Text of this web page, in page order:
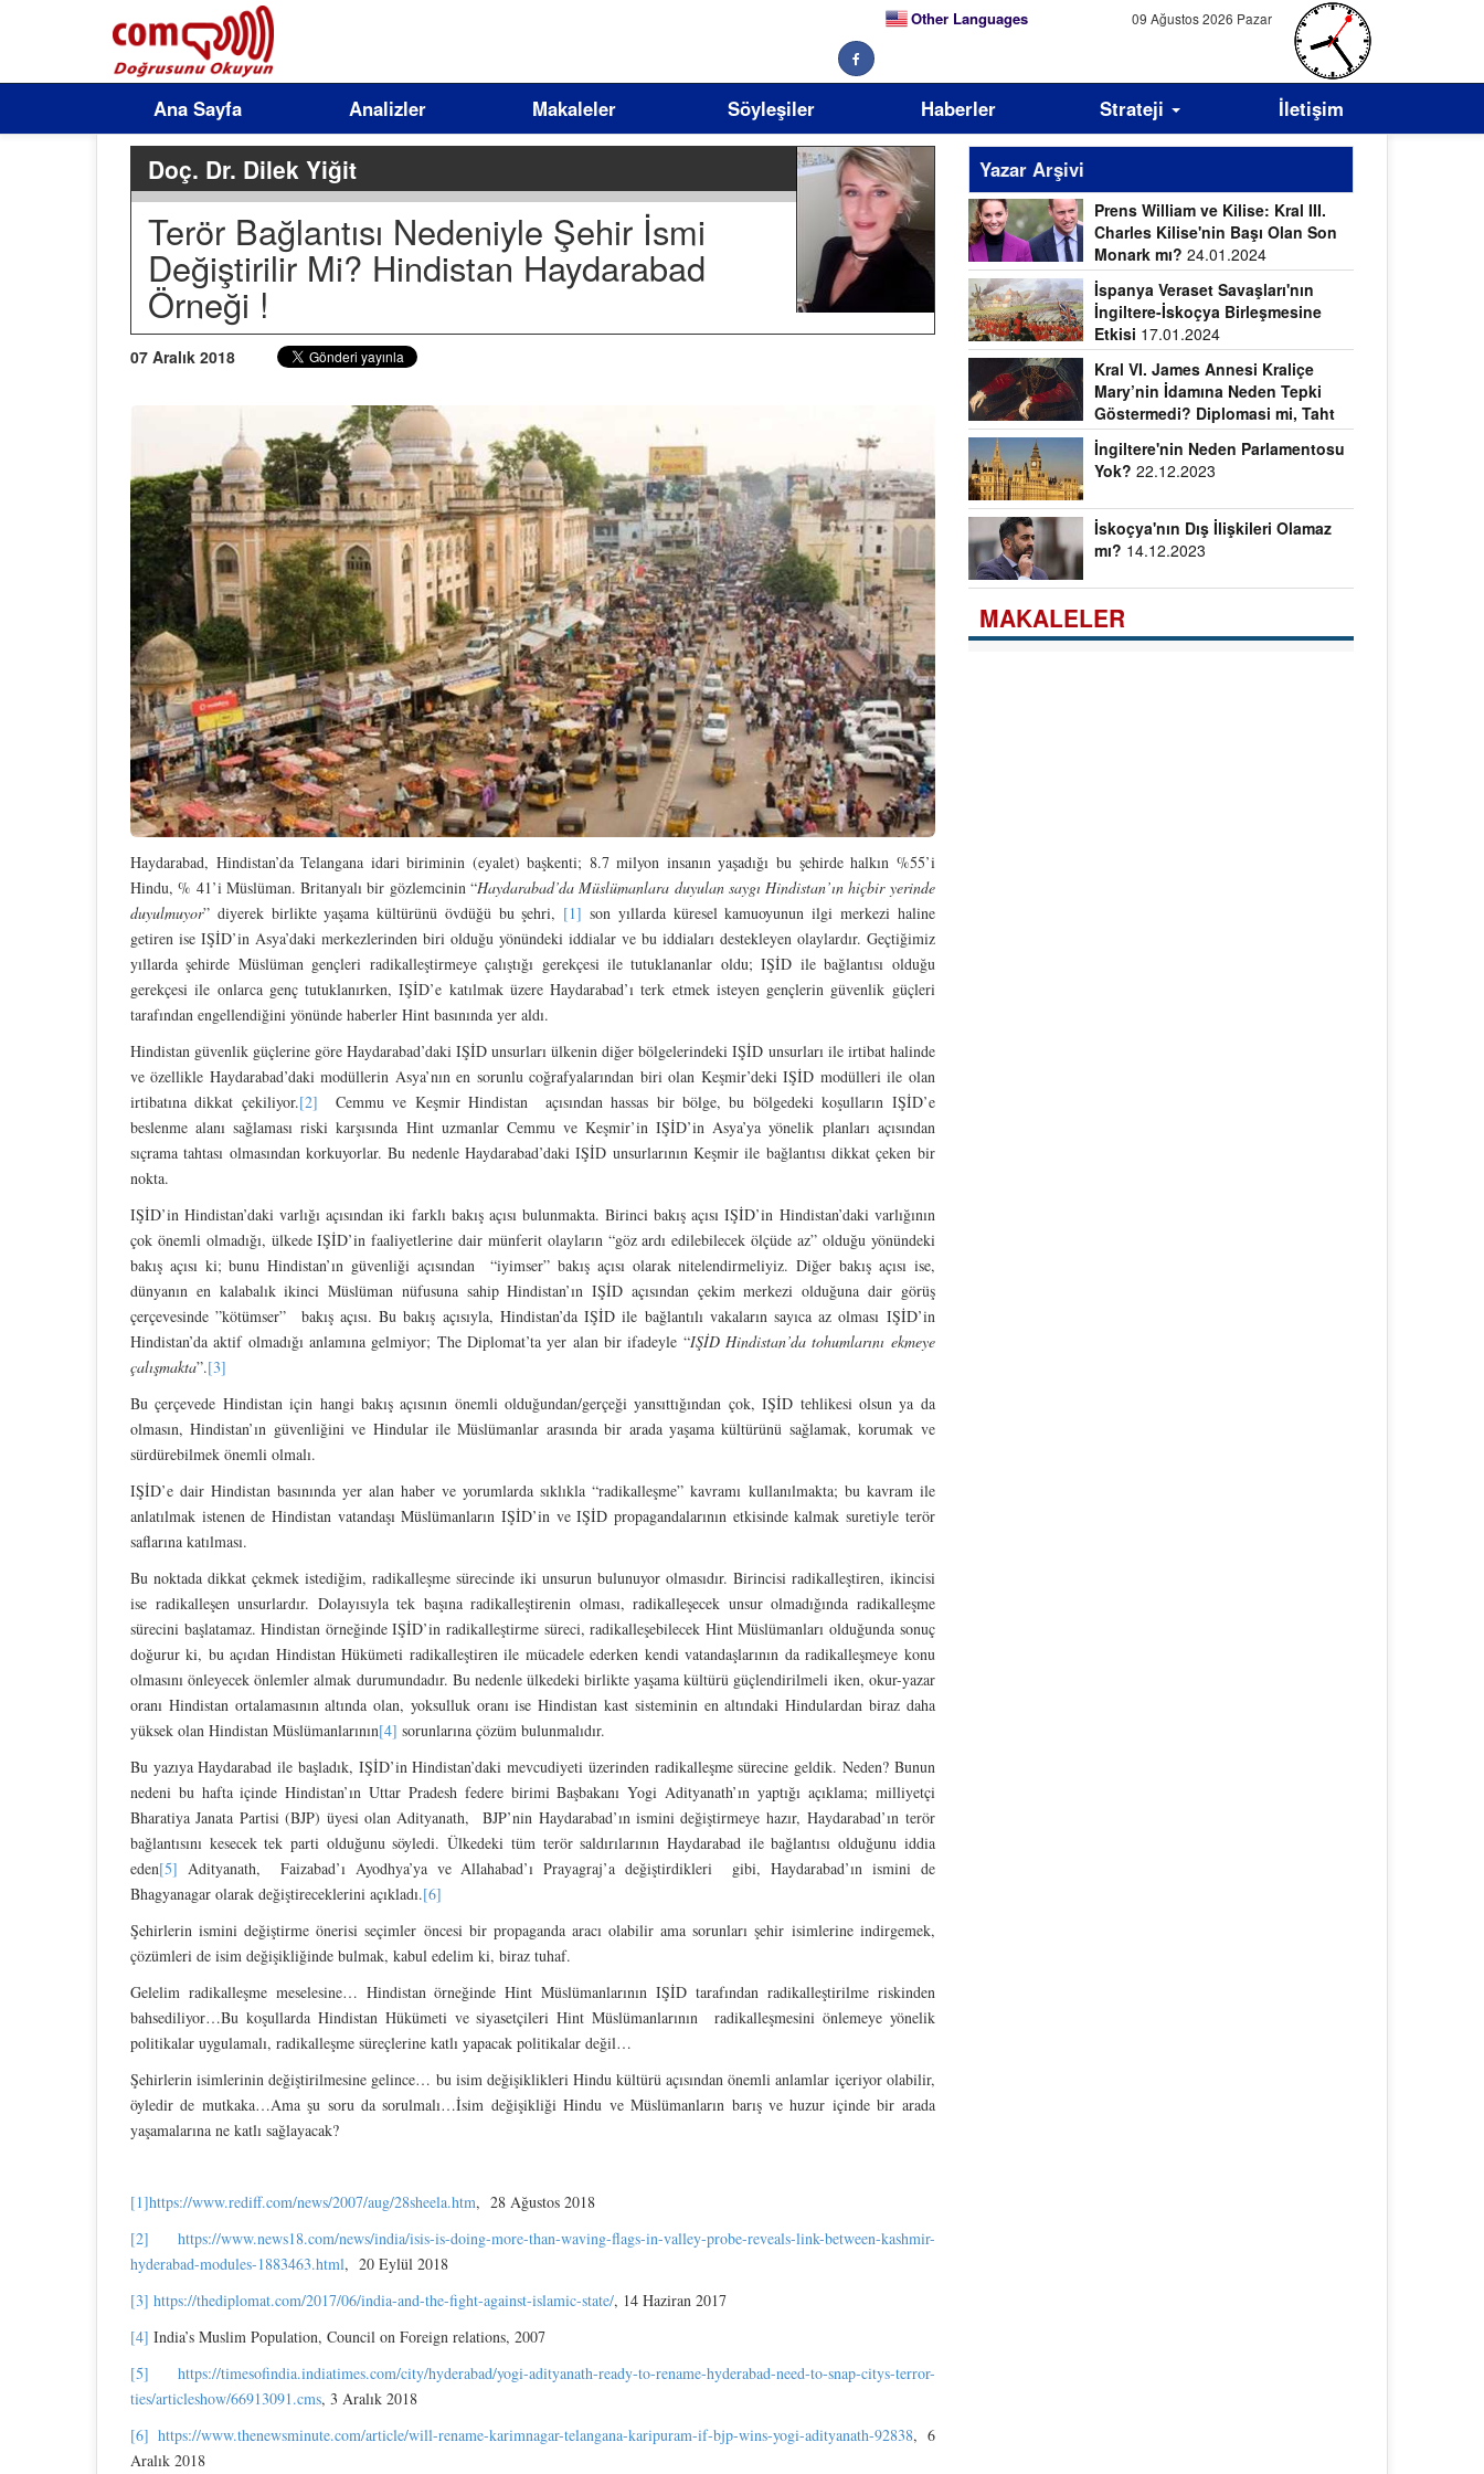
09 Ağustos 2026 Pazar
Other Languages
Ana Sayfa Analizler Makaleler Söyleşiler Haberler Strateji İletişim
Doç. Dr. Dilek Yiğit
Terör Bağlantısı Nedeniyle Şehir İsmi
Değiştirilir Mi? Hindistan Haydarabad
Örneği !
07 Aralık 2018
Haydarabad, Hindistan’da Telangana idari biriminin (eyalet) başkenti; 8.7 milyon insanın yaşadığı bu şehirde halkın %55’i
Hindu, % 41’i Müslüman. Britanyalı bir gözlemcinin “Haydarabad’da Müslümanlara duyulan saygı Hindistan’ın hiçbir yerinde
duyulmuyor” diyerek birlikte yaşama kültürünü övdüğü bu şehri, [1] son yıllarda küresel kamuoyunun ilgi merkezi haline
getiren ise IŞİD’in Asya’daki merkezlerinden biri olduğu yönündeki iddialar ve bu iddiaları destekleyen olaylardır. Geçtiğimiz
yıllarda şehirde Müslüman gençleri radikalleştirmeye çalıştığı gerekçesi ile tutuklananlar oldu; IŞİD ile bağlantısı olduğu
gerekçesi ile onlarca genç tutuklanırken, IŞİD’e katılmak üzere Haydarabad’ı terk etmek isteyen gençlerin güvenlik güçleri
tarafından engellendiğini yönünde haberler Hint basınında yer aldı.
Hindistan güvenlik güçlerine göre Haydarabad’daki IŞİD unsurları ülkenin diğer bölgelerindeki IŞİD unsurları ile irtibat halinde
ve özellikle Haydarabad’daki modüllerin Asya’nın en sorunlu coğrafyalarından biri olan Keşmir’deki IŞİD modülleri ile olan
irtibatına dikkat çekiliyor.[2] Cemmu ve Keşmir Hindistan açısından hassas bir bölge, bu bölgedeki koşulların IŞİD’e
beslenme alanı sağlaması riski karşısında Hint uzmanlar Cemmu ve Keşmir’in IŞİD’in Asya’ya yönelik planları açısından
sıçrama tahtası olmasından korkuyorlar. Bu nedenle Haydarabad’daki IŞİD unsurlarının Keşmir ile bağlantısı dikkat çeken bir
nokta.
IŞİD’in Hindistan’daki varlığı açısından iki farklı bakış açısı bulunmakta. Birinci bakış açısı IŞİD’in Hindistan’daki varlığının
çok önemli olmadığı, ülkede IŞİD’in faaliyetlerine dair münferit olayların “göz ardı edilebilecek ölçüde az” olduğu yönündeki
bakış açısı ki; bunu Hindistan’ın güvenliği açısından “iyimser” bakış açısı olarak nitelendirmeliyiz. Diğer bakış açısı ise,
dünyanın en kalabalık ikinci Müslüman nüfusuna sahip Hindistan’ın IŞİD açısından çekim merkezi olduğuna dair görüş
çerçevesinde ”kötümser” bakış açısı. Bu bakış açısıyla, Hindistan’da IŞİD ile bağlantılı vakaların sayıca az olması IŞİD’in
Hindistan’da aktif olmadığı anlamına gelmiyor; The Diplomat’ta yer alan bir ifadeyle “IŞİD Hindistan’da tohumlarını ekmeye
çalışmakta”.[3]
Bu çerçevede Hindistan için hangi bakış açısının önemli olduğundan/gerçeği yansıttığından çok, IŞİD tehlikesi olsun ya da
olmasın, Hindistan’ın güvenliğini ve Hindular ile Müslümanlar arasında bir arada yaşama kültürünü sağlamak, korumak ve
sürdürebilmek önemli olmalı.
IŞİD’e dair Hindistan basınında yer alan haber ve yorumlarda sıklıkla “radikalleşme” kavramı kullanılmakta; bu kavram ile
anlatılmak istenen de Hindistan vatandaşı Müslümanların IŞİD’in ve IŞİD propagandalarının etkisinde kalmak suretiyle terör
saflarına katılması.
Bu noktada dikkat çekmek istediğim, radikalleşme sürecinde iki unsurun bulunuyor olmasıdır. Birincisi radikalleştiren, ikincisi
ise radikalleşen unsurlardır. Dolayısıyla tek başına radikalleştirenin olması, radikalleşecek unsur olmadığında radikalleşme
sürecini başlatamaz. Hindistan örneğinde IŞİD’in radikalleştirme süreci, radikalleşebilecek Hint Müslümanları olduğunda sonuç
doğurur ki, bu açıdan Hindistan Hükümeti radikalleştiren ile mücadele ederken kendi vatandaşlarının da radikalleşmeye konu
olmasını önleyecek önlemler almak durumundadır. Bu nedenle ülkedeki birlikte yaşama kültürü güçlendirilmeli iken, okur-yazar
oranı Hindistan ortalamasının altında olan, yoksulluk oranı ise Hindistan kast sisteminin en altındaki Hindulardan biraz daha
yüksek olan Hindistan Müslümanlarının[4] sorunlarına çözüm bulunmalıdır.
Bu yazıya Haydarabad ile başladık, IŞİD’in Hindistan’daki mevcudiyeti üzerinden radikalleşme sürecine geldik. Neden? Bunun
nedeni bu hafta içinde Hindistan’ın Uttar Pradesh federe birimi Başbakanı Yogi Adityanath’ın yaptığı açıklama; milliyetçi
Bharatiya Janata Partisi (BJP) üyesi olan Adityanath, BJP’nin Haydarabad’ın ismini değiştirmeye hazır, Haydarabad’ın terör
bağlantısını kesecek tek parti olduğunu söyledi. Ülkedeki tüm terör saldırılarının Haydarabad ile bağlantısı olduğunu iddia
eden[5] Adityanath, Faizabad’ı Ayodhya’ya ve Allahabad’ı Prayagraj’a değiştirdikleri gibi, Haydarabad’ın ismini de
Bhagyanagar olarak değiştireceklerini açıkladı.[6]
Şehirlerin ismini değiştirme önerisi seçimler öncesi bir propaganda aracı olabilir ama sorunları şehir isimlerine indirgemek,
çözümleri de isim değişikliğinde bulmak, kabul edelim ki, biraz tuhaf.
Gelelim radikalleşme meselesine… Hindistan örneğinde Hint Müslümanlarının IŞİD tarafından radikalleştirilme riskinden
bahsediliyor…Bu koşullarda Hindistan Hükümeti ve siyasetçileri Hint Müslümanlarının radikalleşmesini önlemeye yönelik
politikalar uygulamalı, radikalleşme süreçlerine katlı yapacak politikalar değil…
Şehirlerin isimlerinin değiştirilmesine gelince… bu isim değişiklikleri Hindu kültürü açısından önemli anlamlar içeriyor olabilir,
öyledir de mutkaka…Ama şu soru da sorulmalı…İsim değişikliği Hindu ve Müslümanların barış ve huzur içinde bir arada
yaşamalarına ne katlı sağlayacak?
[1]https://www.rediff.com/news/2007/aug/28sheela.htm, 28 Ağustos 2018
[2]
https://www.news18.com/news/india/isis-is-doing-more-than-waving-flags-in-valley-probe-reveals-link-between-kashmir-
hyderabad-modules-1883463.html, 20 Eylül 2018
[3] https://thediplomat.com/2017/06/india-and-the-fight-against-islamic-state/, 14 Haziran 2017
[4] India’s Muslim Population, Council on Foreign relations, 2007
[5]
https://timesofindia.indiatimes.com/city/hyderabad/yogi-adityanath-ready-to-rename-hyderabad-need-to-snap-citys-terror-
ties/articleshow/66913091.cms, 3 Aralık 2018
[6] https://www.thenewsminute.com/article/will-rename-karimnagar-telangana-karipuram-if-bjp-wins-yogi-adityanath-92838, 6
Aralık 2018
Yazar Arşivi
Prens William ve Kilise: Kral III.
Charles Kilise'nin Başı Olan Son
Monark mı? 24.01.2024
İspanya Veraset Savaşları'nın
İngiltere-İskoçya Birleşmesine
Etkisi 17.01.2024
Kral VI. James Annesi Kraliçe
Mary’nin İdamına Neden Tepki
Göstermedi? Diplomasi mi, Taht
Sevdası mı?09.01.2024
İngiltere'nin Neden Parlamentosu
Yok? 22.12.2023
İskoçya'nın Dış İlişkileri Olamaz
mı? 14.12.2023
MAKALELER